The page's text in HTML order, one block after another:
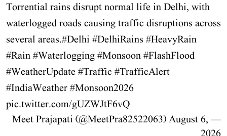
Torrential rains disrupt normal life in Delhi, with
waterlogged roads causing traffic disruptions across
several areas.#Delhi #DelhiRains #HeavyRain
#Rain#Waterlogging#Monsoon#FlashFlood
#WeatherUpdate#Traffic #TrafficAlert
#IndiaWeather#Monsoon2026
pic.twitter.com/gUZWJtF6vQ
— Meet Prajapati (@MeetPra82522063)
August 6,